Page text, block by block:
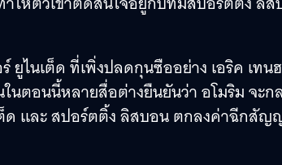
ยูไนเต็ด ที่เพิ่งปลดกุนซืออย่าง เอริค เทน
นตอนนี้หลายสื่อต่างยืนยันว่า อโมริม จะก
ด และ สปอร์ตติ้ง ลิสบอน ตกลงค่าฉีกสัญ